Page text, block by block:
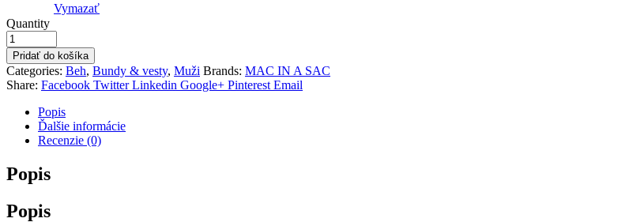
Vymazať
Quantity
Pridať do košíka
Categories: Beh, Bundy & vesty, Muži Brands: MAC IN A SAC
Share: Facebook Twitter Linkedin Google+ Pinterest Email
Popis
Ďalšie informácie
Recenzie (0)
Popis
Popis